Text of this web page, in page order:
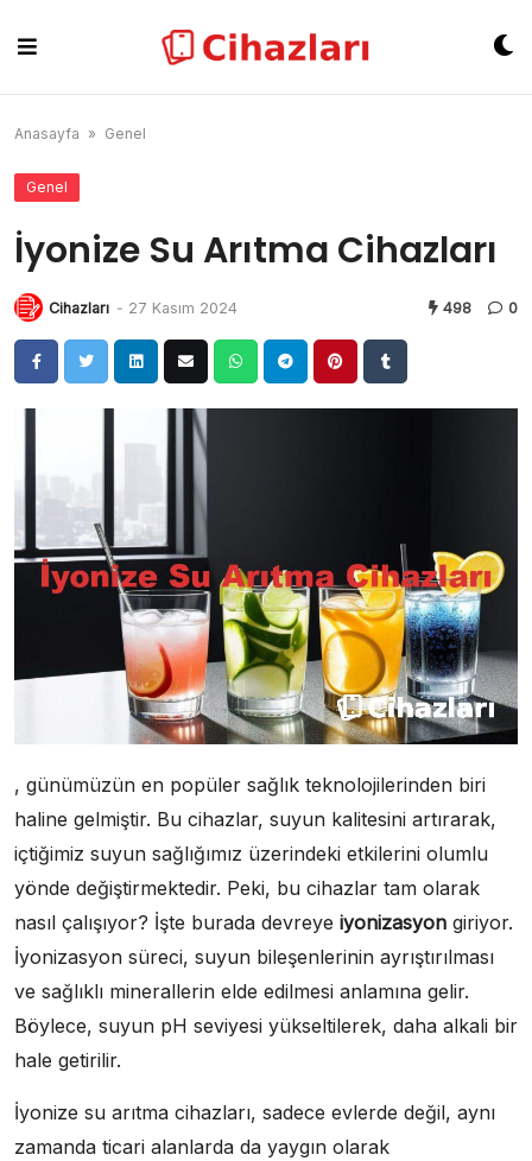
content
Anasayfa » Genel
Genel
İyonize Su Arıtma Cihazları
Cihazları - 27 Kasım 2024 498 0
, günümüzün en popüler sağlık teknolojilerinden biri
haline gelmiştir. Bu cihazlar, suyun kalitesini artırarak,
içtiğimiz suyun sağlığımız üzerindeki etkilerini olumlu
yönde değiştirmektedir. Peki, bu cihazlar tam olarak
nasıl çalışıyor? İşte burada devreye iyonizasyon giriyor.
İyonizasyon süreci, suyun bileşenlerinin ayrıştırılması
ve sağlıklı minerallerin elde edilmesi anlamına gelir.
Böylece, suyun pH seviyesi yükseltilerek, daha alkali bir
hale getirilir.
İyonize su arıtma cihazları, sadece evlerde değil, aynı
zamanda ticari alanlarda da yaygın olarak